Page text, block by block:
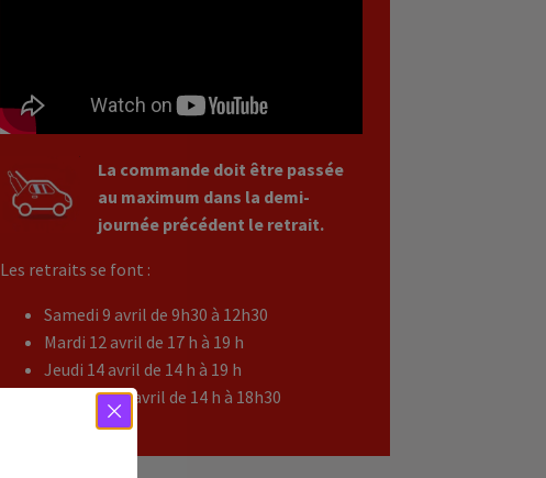
La commande doit être passée
au maximum dans la demi-
journée précédent le retrait.
Les retraits se font :
Samedi 9 avril de 9h30 à 12h30
Mardi 12 avril de 17 h à 19 h
Jeudi 14 avril de 14 h à 19 h
Vendredi 15 avril de 14 h à 18h30